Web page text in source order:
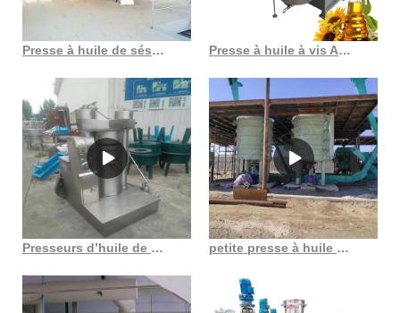
Presse à huile de sésame durable, facile à utiliser, machine à huile de sésame Presse à huile à vis Amec au Gabon
Presseurs d’huile de machines agricoles extracteur d’huile de presse à froid au Congo démocratie petite presse à huile à vis pour commerce à dezhou s ong dezhou